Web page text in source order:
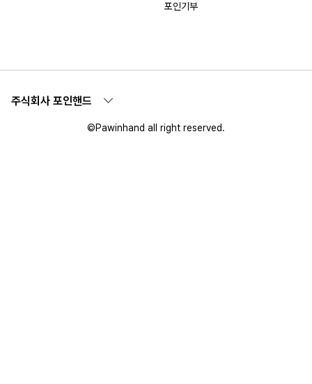
포인기부
주식회사 포인핸드
©Pawinhand all right reserved.